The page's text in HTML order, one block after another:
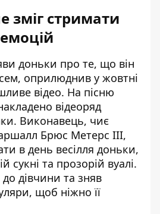
зміг стримати
емоцій
доньки про те, що він
оприлюднив у жовтні
відео. На пісню
відеоряд
Виконавець, чиє
Брюс Метерс III,
в день весілля доньки,
сукні та прозорій вуалі.
дівчини та зняв
щоб ніжно її